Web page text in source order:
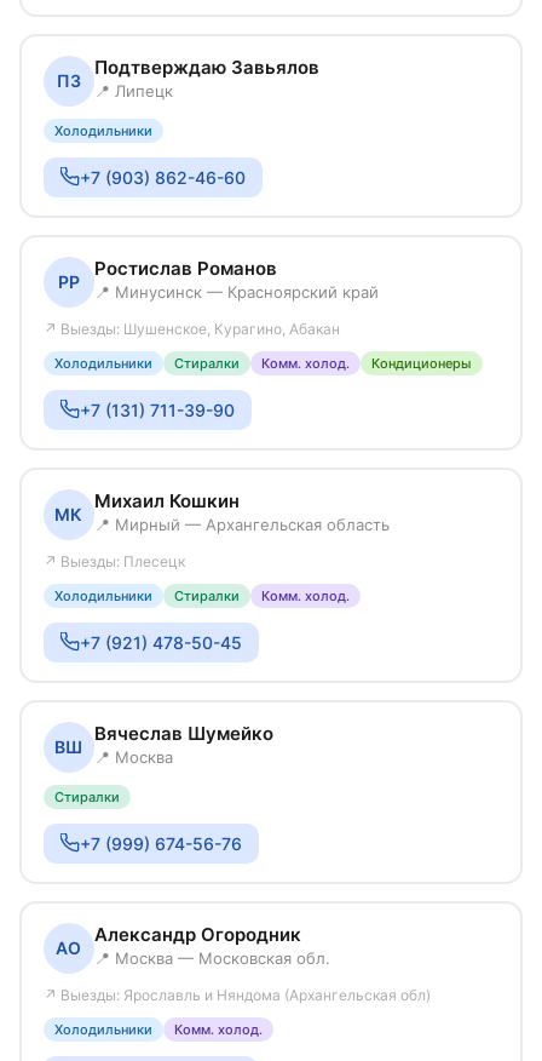
ПЗ
Подтверждаю Завьялов
📍 Липецк
Холодильники
+7 (903) 862-46-60
РР
Ростислав Романов
📍 Минусинск — Красноярский край
↗ Выезды: Шушенское, Курагино, Абакан
Холодильники Стиралки Комм. холод. Кондиционеры
+7 (131) 711-39-90
МК
Михаил Кошкин
📍 Мирный — Архангельская область
↗ Выезды: Плесецк
Холодильники Стиралки Комм. холод.
+7 (921) 478-50-45
ВШ
Вячеслав Шумейко
📍 Москва
Стиралки
+7 (999) 674-56-76
АО
Александр Огородник
📍 Москва — Московская обл.
↗ Выезды: Ярославль и Няндома (Архангельская обл)
Холодильники Комм. холод.